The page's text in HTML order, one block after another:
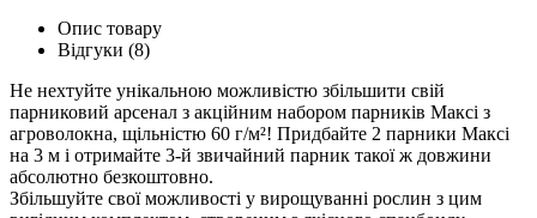
Опис товару
Відгуки (8)
Не нехтуйте унікальною можливістю збільшити свій
парниковий арсенал з акційним набором парників Максі з
агроволокна, щільністю 60 г/м²! Придбайте 2 парники Максі
на 3 м і отримайте 3-й звичайний парник такої ж довжини
абсолютно безкоштовно.
Збільшуйте свої можливості у вирощуванні рослин з цим